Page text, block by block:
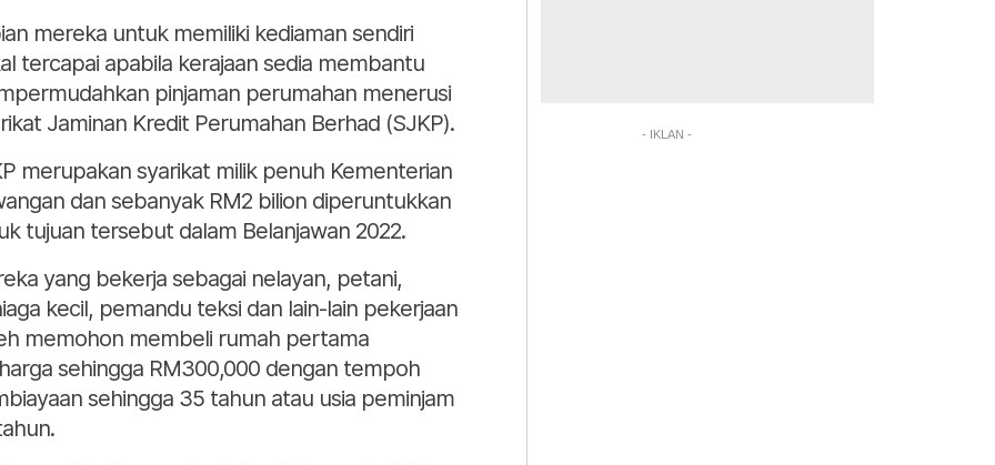
mereka untuk memiliki kediaman sendiri
tercapai apabila kerajaan sedia membantu
pinjaman perumahan menerusi
Jaminan Kredit Perumahan Berhad (SJKP).
merupakan syarikat milik penuh Kementerian
dan sebanyak RM2 bilion diperuntukkan
tujuan tersebut dalam Belanjawan 2022.
yang bekerja sebagai nelayan, petani,
kecil, pemandu teksi dan lain-lain pekerjaan
memohon membeli rumah pertama
sehingga RM300,000 dengan tempoh
sehingga 35 tahun atau usia peminjam
- IKLAN -